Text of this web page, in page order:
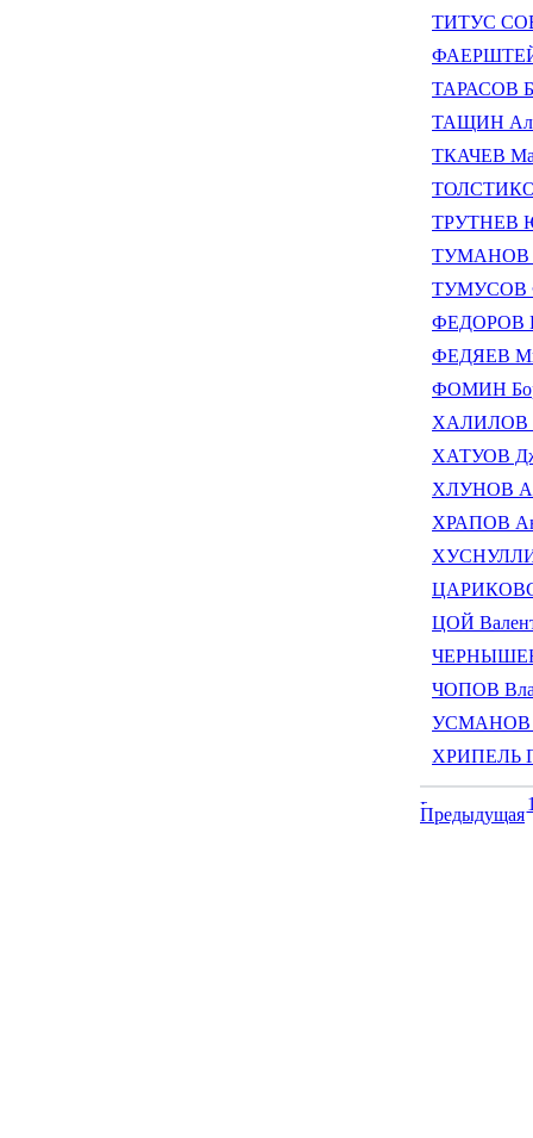
ТИТУС
ТАРАСОВ
ТАЩИН
ТКАЧЕВ
ТРУТНЕВ
ТУМАНОВ
ТУМУСОВ
ФЕДОРОВ
ФЕДЯЕВ
ФОМИН
ХАЛИЛОВ
ХАТУОВ
ХЛУНОВ
ХРАПОВ
ЦОЙ
ЧОПОВ
УСМАНОВ
ХРИПЕЛЬ
Предыдущая